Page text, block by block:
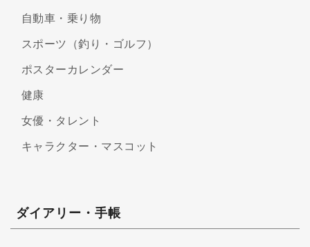
自動車・乗り物
スポーツ（釣り・ゴルフ）
ポスターカレンダー
健康
女優・タレント
キャラクター・マスコット
ダイアリー・手帳